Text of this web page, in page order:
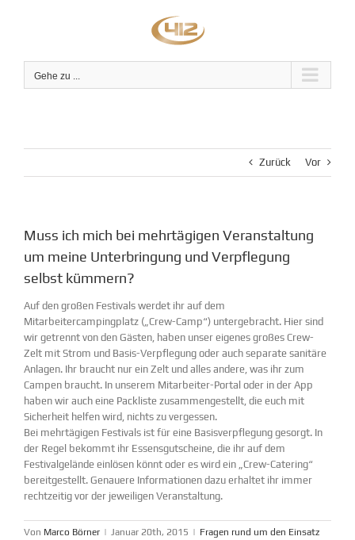
Gehe zu ...
Zurück Vor
Muss ich mich bei mehrtägigen Veranstaltung
um meine Unterbringung und Verpflegung
selbst kümmern?
Auf den großen Festivals werdet ihr auf dem
Mitarbeitercampingplatz („Crew-Camp“) untergebracht. Hier sind
wir getrennt von den Gästen, haben unser eigenes großes Crew-
Zelt mit Strom und Basis-Verpflegung oder auch separate sanitäre
Anlagen. Ihr braucht nur ein Zelt und alles andere, was ihr zum
Campen braucht. In unserem Mitarbeiter-Portal oder in der App
haben wir auch eine Packliste zusammengestellt, die euch mit
Sicherheit helfen wird, nichts zu vergessen.
Bei mehrtägigen Festivals ist für eine Basisverpflegung gesorgt. In
der Regel bekommt ihr Essensgutscheine, die ihr auf dem
Festivalgelände einlösen könnt oder es wird ein „Crew-Catering“
bereitgestellt. Genauere Informationen dazu erhaltet ihr immer
rechtzeitig vor der jeweiligen Veranstaltung.
Von Marco Börner | Januar 20th, 2015 | Fragen rund um den Einsatz